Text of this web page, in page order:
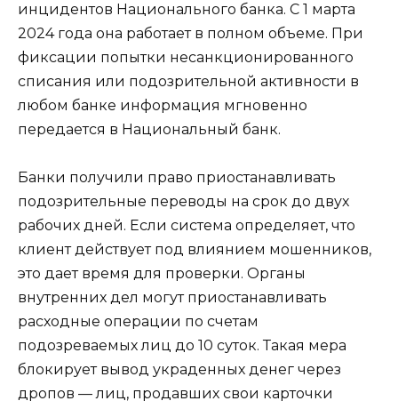
инцидентов Национального банка. С 1 марта
2024 года она работает в полном объеме. При
фиксации попытки несанкционированного
списания или подозрительной активности в
любом банке информация мгновенно
передается в Национальный банк.
Банки получили право приостанавливать
подозрительные переводы на срок до двух
рабочих дней. Если система определяет, что
клиент действует под влиянием мошенников,
это дает время для проверки. Органы
внутренних дел могут приостанавливать
расходные операции по счетам
подозреваемых лиц до 10 суток. Такая мера
блокирует вывод украденных денег через
дропов — лиц, продавших свои карточки